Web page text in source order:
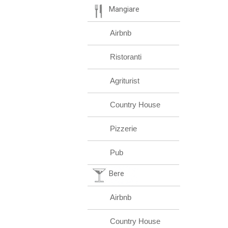
Mangiare
Airbnb
Ristoranti
Agriturist
Country House
Pizzerie
Pub
Bere
Airbnb
Country House